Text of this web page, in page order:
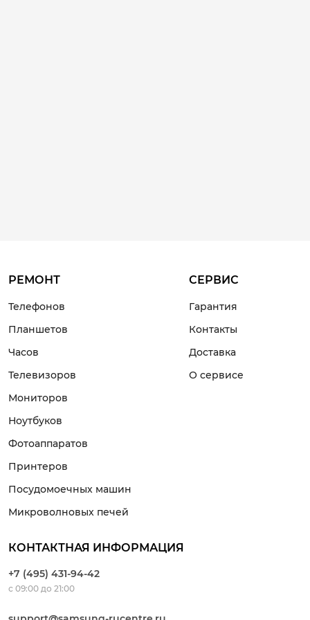
РЕМОНТ
Телефонов
Планшетов
Часов
Телевизоров
Мониторов
Ноутбуков
Фотоаппаратов
Принтеров
Посудомоечных машин
Микроволновых печей
СЕРВИС
Гарантия
Контакты
Доставка
О сервисе
КОНТАКТНАЯ ИНФОРМАЦИЯ
+7 (495) 431-94-42
с 09:00 до 21:00